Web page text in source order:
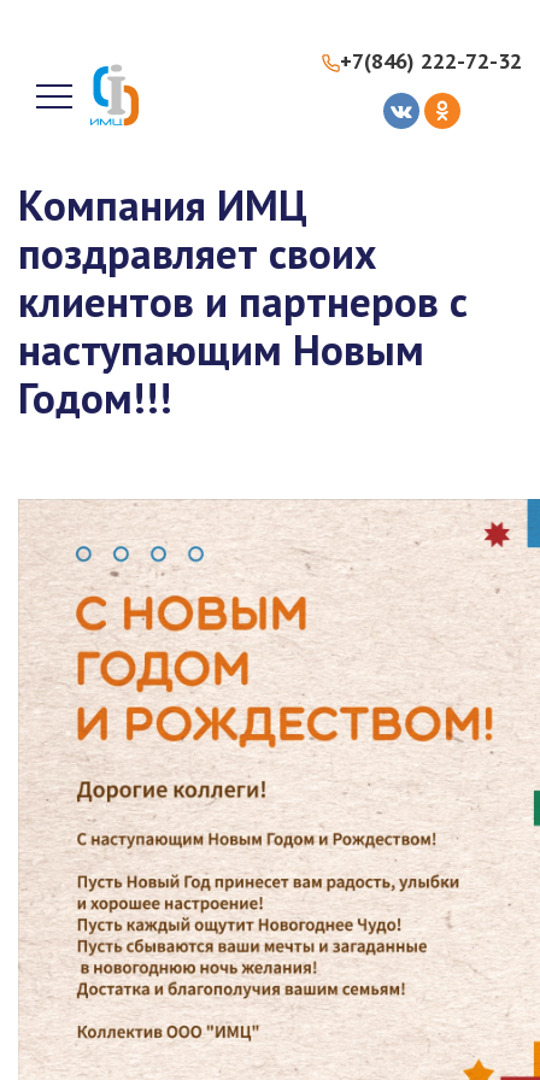
+7(846) 222-72-32
Компания ИМЦ
поздравляет своих
клиентов и партнеров с
наступающим Новым
Годом!!!